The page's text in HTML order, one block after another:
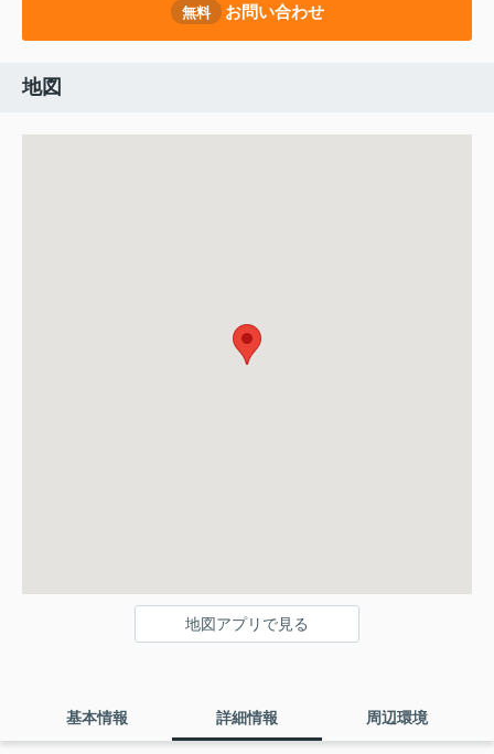
無料 お問い合わせ
地図
地図アプリで見る
基本情報 詳細情報 周辺環境